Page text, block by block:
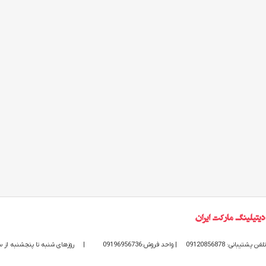
تلفن پشتیبانی: 09120856878 | واحد فروش:09196956736 | روزهای شنبه تا پنجشنبه از ساعت 9 الی 20